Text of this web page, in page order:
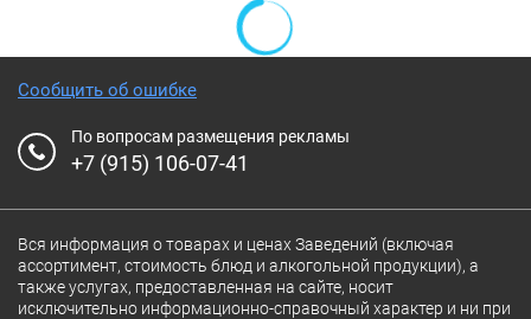
Сообщить об ошибке
По вопросам размещения рекламы
+7 (915) 106-07-41
Вся информация о товарах и ценах Заведений (включая
ассортимент, стоимость блюд и алкогольной продукции), а
также услугах, предоставленная на сайте, носит
исключительно информационно-справочный характер и ни при